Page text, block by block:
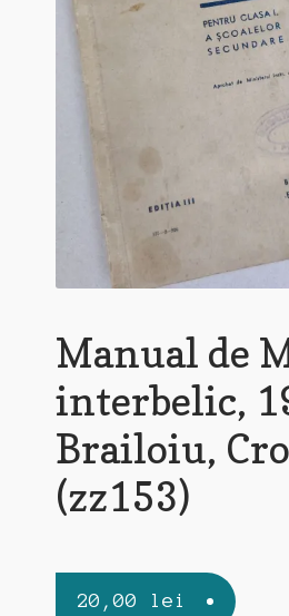
Manual de
interbelic,
Brailoiu,
(zz153)
20,00 lei